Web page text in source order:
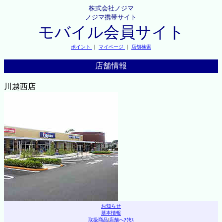
株式会社ノジマ
ノジマ携帯サイト
モバイル会員サイト
ポイント ｜ マイページ ｜ 店舗検索
店舗情報
川越西店
お知らせ
基本情報
取扱商品|店舗へｱｸｾｽ